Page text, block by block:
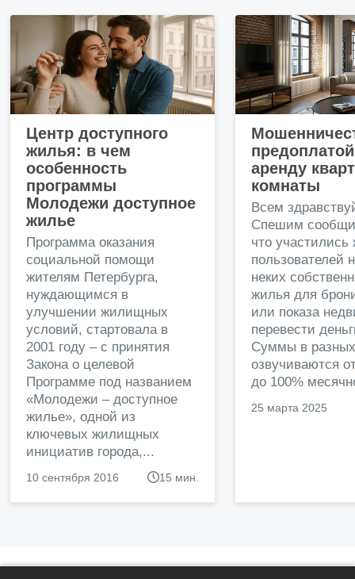
Центр доступного
жилья: в чем
особенность
программы
Молодежи доступное
жилье
Программа оказания
социальной помощи
жителям Петербурга,
нуждающимся в
улучшении жилищных
условий, стартовала в
2001 году – с принятия
Закона о целевой
Программе под названием
«Молодежи – доступное
жилье», одной из
ключевых жилищных
инициатив города,...
10 сентября 2016 15 мин.
аренду
комнаты
Всем
Спешим
что
пользователей
неких
жилья для
или показа
перевести
Суммы в
озвучиваются
до 100%
25 марта 2025